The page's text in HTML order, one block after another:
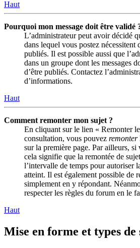
Haut
Pourquoi mon message doit être validé
L’administrateur peut avoir décidé
dans lequel vous postez nécessitent
publiés. Il est possible aussi que
dans un groupe dont les messages
d’être publiés. Contactez
d’informations.
Haut
Comment remonter mon sujet ?
En cliquant sur le lien « Remonter
consultation, vous pouvez remonter
sur la première page. Par ailleurs,
cela signifie que la remontée de
l’intervalle de temps pour autoriser
atteint. Il est également possible de
simplement en y répondant.
respecter les règles du forum en le
Haut
Mise en forme et types de